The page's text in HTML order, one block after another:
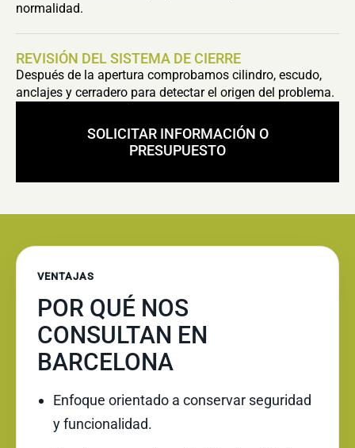
normalidad.
REVISIÓN DEL SISTEMA DE CIERRE
Después de la apertura comprobamos cilindro, escudo,
anclajes y cerradero para detectar el origen del problema.
SOLICITAR INFORMACIÓN O
PRESUPUESTO
VENTAJAS
POR QUÉ NOS
CONSULTAN EN
BARCELONA
Enfoque orientado a conservar seguridad
y funcionalidad.